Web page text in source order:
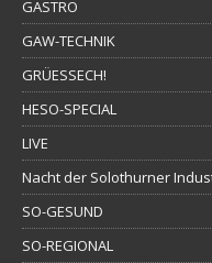
GASTRO
GAW-TECHNIK
GRÜESSECH!
HESO-SPECIAL
LIVE
Nacht der Solothurner
SO-GESUND
SO-REGIONAL